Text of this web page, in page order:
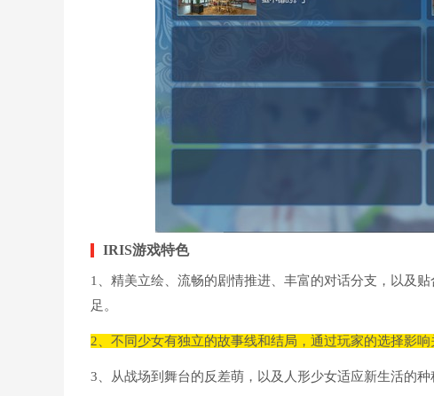
IRIS游戏特色
1、精美立绘、流畅的剧情推进、丰富的对话分支，以及
足。
2、不同少女有独立的故事线和结局，通过玩家的选择影响
3、从战场到舞台的反差萌，以及人形少女适应新生活的种